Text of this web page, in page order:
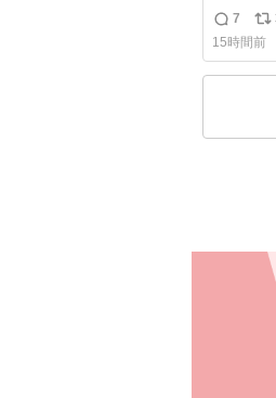
もうそ
返
信
数
7
リ
ポ
ス
15時間前